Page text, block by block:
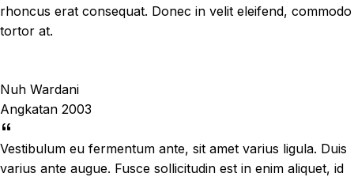
rhoncus erat consequat. Donec in velit eleifend, commodo
tortor at.
Nuh Wardani
Angkatan 2003
Vestibulum eu fermentum ante, sit amet varius ligula. Duis
varius ante augue. Fusce sollicitudin est in enim aliquet, id